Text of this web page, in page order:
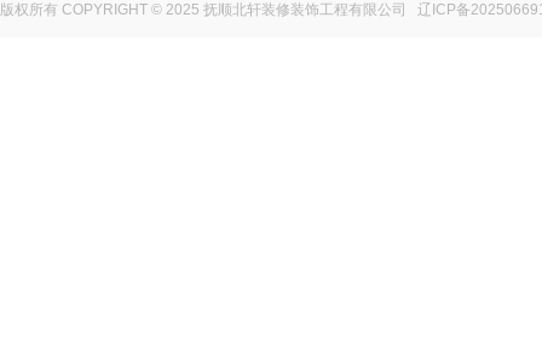
版权所有 COPYRIGHT © 2025 抚顺北轩装修装饰工程有限公司 辽ICP备